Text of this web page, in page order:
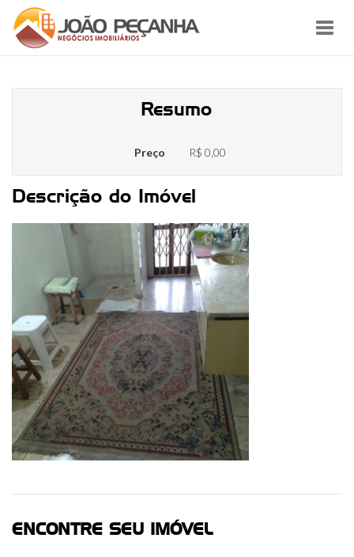
Resumo
Preço R$ 0,00
Descrição do Imóvel
ENCONTRE SEU IMÓVEL